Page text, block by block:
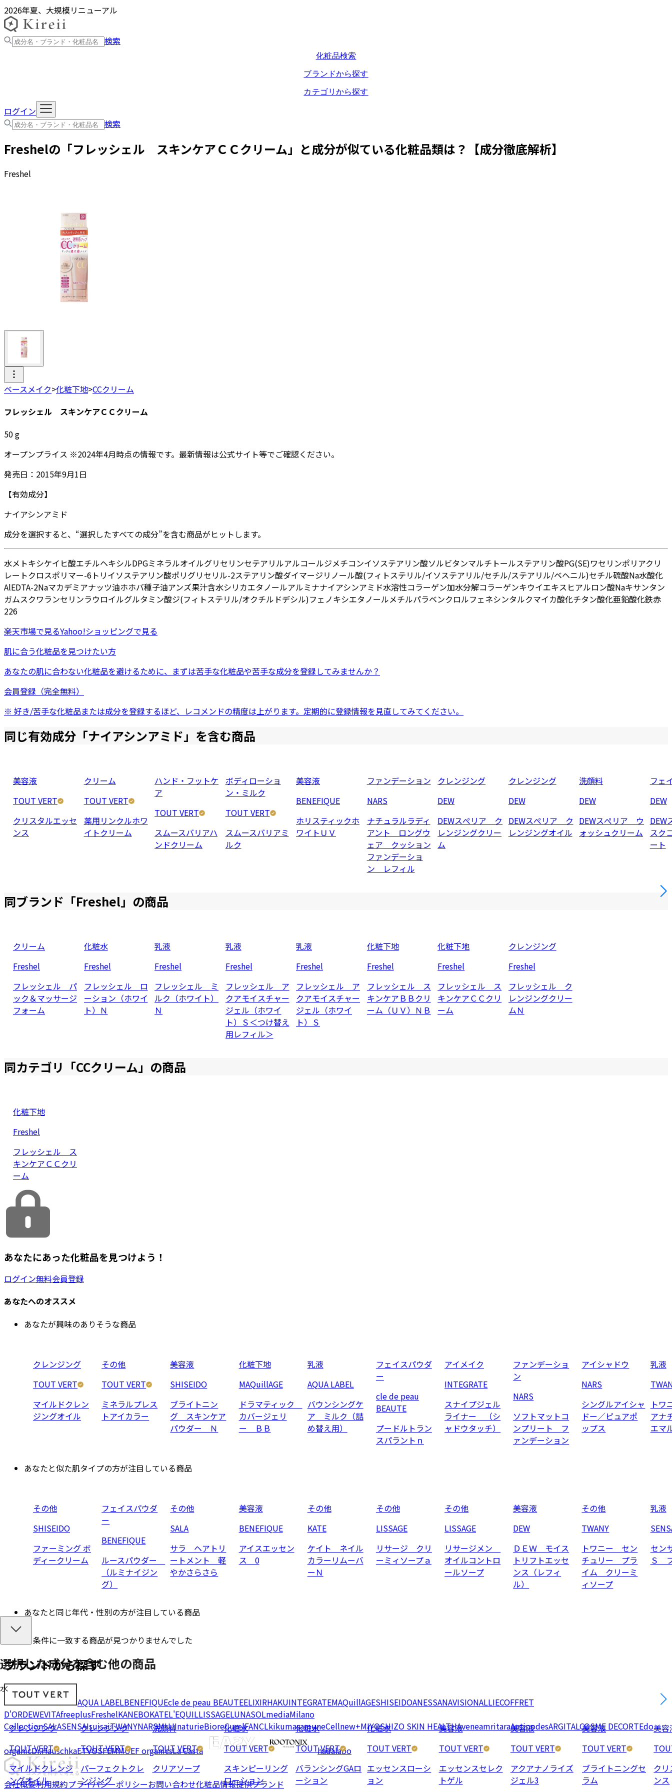
2026年夏、大規模リニューアル
検索
化粧品検索
ブランドから探す
カテゴリから探す
ログイン
検索
Freshelの「フレッシェル スキンケアＣＣクリーム 」と成分が似ている化粧品類は？【成分徹底解析】
Freshel
ベースメイク>化粧下地>CCクリーム
フレッシェル スキンケアＣＣクリーム
50g
オープンプライス ※2024年4月時点の情報です。最新情報は公式サイト等でご確認ください。
発売日： 2015年9月1日
【有効成分】
ナイアシンアミド
成分を選択すると、“選択したすべての成分”を含む商品がヒットします。
水メトキシケイヒ酸エチルヘキシルDPGミネラルオイルグリセリンセテアリルアルコールジメチコンイソステアリン酸ソルビタンマルチトールステアリン酸PG(SE)ワセリンポリアクリ
レートクロスポリマー-6 トリイソステアリン酸ポリグリセリル-2ステアリン酸ダイマージリノール酸(フィトステリル/イソステアリル/セチル/ステアリル/ベヘニル)セチル硫酸Na水酸化
AlEDTA-2Naマカデミアナッツ油ホホバ種子油アンズ果汁含水シリカエタノールアルミナナイアシンアミド水溶性コラーゲン加水分解コラーゲンキウイエキスヒアルロン酸Naキサンタン
ガムスクワランセリンラウロイルグルタミン酸ジ(フィトステリル/オクチルドデシル)フェノキシエタノールメチルパラベンクロルフェネシンタルクマイカ酸化チタン酸化亜鉛酸化鉄赤
226
楽天市場で見るYahoo!ショッピングで見る
肌に合う化粧品を見つけたい方
あなたの肌に合わない化粧品を避けるために、まずは苦手な化粧品や苦手な成分を登録してみませんか？
会員登録（完全無料）
※ 好き/苦手な化粧品または成分を登録するほど、レコメンドの精度は上がります。定期的に登録情報を見直してみてください。
同じ有効成分「ナイアシンアミド」を含む商品
美容液
TOUT VERT
クリスタルエッセ
ンス
クリーム
TOUT VERT
薬用リンクルホワ
イトクリーム
ハンド・フットケ
ア
TOUT VERT
スムースバリアハ
ンドクリーム
ボディローショ
ン・ミルク
TOUT VERT
スムースバリアミ
ルク
美容液
BENEFIQUE
ホリスティックホ
ワイトＵＶ
ファンデーション
NARS
ナチュラルラディ
アント ロングウ
ェア クッション
ファンデーショ
ン レフィル
クレンジング
DEW
DEWスぺリア ク
レンジングクリー
ム
クレンジング
DEW
DEWスぺリア ク
レンジングオイル
洗顔料
DEW
DEWスぺリア ウ
ォッシュクリーム
フェ
DEW
スク
ート
同ブランド「Freshel」の商品
クリーム
Freshel
フレッシェル パ
ック＆マッサージ
フォーム
化粧水
Freshel
フレッシェル ロ
ーション（ホワイ
ト）Ｎ
乳液
Freshel
フレッシェル ミ
ルク（ホワイト）
Ｎ
乳液
Freshel
フレッシェル ア
クアモイスチャー
ジェル（ホワイ
ト）Ｓ＜つけ替え
用レフィル＞
乳液
Freshel
フレッシェル ア
クアモイスチャー
ジェル（ホワイ
ト）Ｓ
化粧下地
Freshel
フレッシェル ス
キンケアＢＢクリ
ーム（ＵＶ）ＮＢ
化粧下地
Freshel
フレッシェル ス
キンケアＣＣクリ
ーム
クレンジング
Freshel
フレッシェル ク
レンジングクリー
ムＮ
同カテゴリ「CCクリーム 」の商品
化粧下地
Freshel
フレッシェル ス
キンケアＣＣクリ
ーム
選択した成分を含む他の商品
水
クレンジング
TOUT VERT
マイルドクレンジ
ングオイル
クレンジング
TOUT VERT
パーフェクトクレ
ンジング
洗顔料
TOUT VERT
クリアソープ
化粧水
TOUT VERT
スキンピーリング
ローション
化粧水
TOUT VERT
バランシングGAロ
ーション
化粧水
TOUT VERT
エッセンスローシ
ョン
美容液
TOUT VERT
エッセンスセレク
トゲル
美容液
TOUT VERT
アクアナノライズ
ジェル3
美容液
TOUT VERT
ブライトニングセ
ラム
美容
ク
ンス
あなたにあった化粧品を見つけよう！
ログイン無料会員登録
あなたへのオススメ
あなたが興味のありそうな商品
クレンジング
TOUT VERT
マイルドクレン
ジングオイル
その他
TOUT VERT
ミネラルプレス
トアイカラー
美容液
SHISEIDO
ブライトニン
グ スキンケア
パウダー Ｎ
化粧下地
MAQuillAGE
ドラマティック
カバージェリ
ー ＢＢ
乳液
AQUA LABEL
バウンシングケ
ア ミルク（詰
め替え用）
フェイスパウダ
ー
cle de peau
BEAUTE
プードルトラン
スパラントｎ
アイメイク
INTEGRATE
スナイプジェル
ライナー （シ
ャドウタッチ）
ファンデーショ
ン
NARS
ソフトマットコ
ンプリート フ
ァンデーション
アイシャドウ
NARS
シングルアイシャ
ドー／ピュアポ
ップス
乳液
ト
アナ
エマ
あなたと似た肌タイプの方が注目している商品
その他
SHISEIDO
ファーミング ボ
ディークリーム
フェイスパウダ
ー
BENEFIQUE
ルースパウダー
（ルミナイジン
グ）
その他
SALA
サラ ヘアトリ
ートメント 軽
やかさらさら
美容液
BENEFIQUE
アイスエッセン
ス 0
その他
KATE
ケイト ネイル
カラーリムーバ
ーＮ
その他
LISSAGE
リサージ クリ
ーミィソープａ
その他
LISSAGE
リサージメン
オイルコントロ
ールソープ
美容液
DEW
ＤＥＷ モイス
トリフトエッセ
ンス（レフィ
ル）
その他
TWANY
トワニー セン
チュリー プラ
イム クリーミ
ィソープ
乳液
セン
Ｓ
あなたと同じ年代・性別の方が注目している商品
条件に一致する商品が見つかりませんでした
ブランドから探す
AQUA LABELBENEFIQUEcle de peau BEAUTEELIXIRHAKUINTEGRATEMAQuillAGESHISEIDOANESSANAVISIONALLIECOFFRET
D'ORDEWEVITAfreeplusFreshelKANEBOKATEL'EQUILLISSAGELUNASOLmediaMilano
CollectionSALASENSAIsuisaiTWANYNARSMUJInaturieBioreCurelFANCLkikumasamuneCellnew+MIYOSHIZO SKIN HEALTHAveneamritaraAntipodesARGITALCOSME DECORTEdo
organicDr.HauschkaETVOSFEMMUEF organicsLa Casta hadalabo
会社概要利用規約プライバシーポリシーお問い合わせ化粧品情報提供ブランド